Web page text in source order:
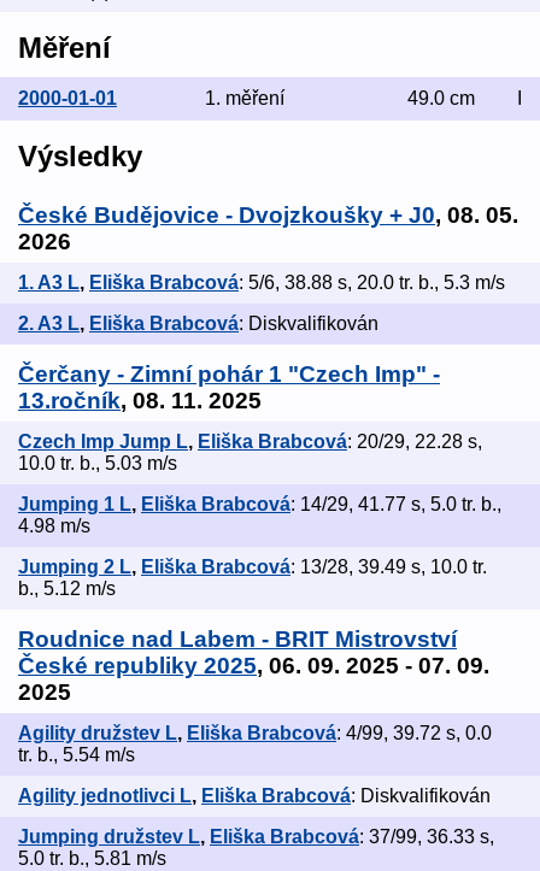
Měření
2000-01-01 1. měření 49.0 cm
Výsledky
České Budějovice - Dvojzkoušky + J0, 08. 05.
2026
1. A3 L, Eliška Brabcová: 5/6, 38.88 s, 20.0 tr. b., 5.3 m/s
2. A3 L, Eliška Brabcová: Diskvalifikován
Čerčany - Zimní pohár 1 "Czech Imp" -
13.ročník, 08. 11. 2025
Czech Imp Jump L, Eliška Brabcová: 20/29, 22.28 s,
10.0 tr. b., 5.03 m/s
Jumping 1 L, Eliška Brabcová: 14/29, 41.77 s, 5.0 tr. b.,
4.98 m/s
Jumping 2 L, Eliška Brabcová: 13/28, 39.49 s, 10.0 tr.
b., 5.12 m/s
Roudnice nad Labem - BRIT Mistrovství
České republiky 2025, 06. 09. 2025 - 07. 09.
2025
Agility družstev L, Eliška Brabcová: 4/99, 39.72 s, 0.0
tr. b., 5.54 m/s
Agility jednotlivci L, Eliška Brabcová: Diskvalifikován
Jumping družstev L, Eliška Brabcová: 37/99, 36.33 s,
5.0 tr. b., 5.81 m/s